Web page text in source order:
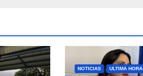
NOTICIAS ULTIMA HORA